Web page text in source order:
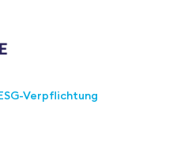
Verpflichtung